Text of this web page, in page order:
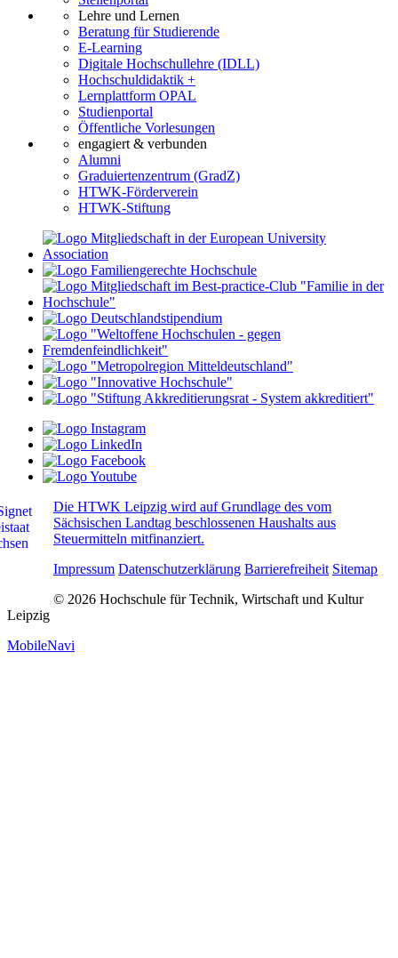
Lehre und Lernen
Beratung für Studierende
E-Learning
Digitale Hochschullehre (IDLL)
Hochschuldidaktik +
Lernplattform OPAL
Studienportal
Öffentliche Vorlesungen
engagiert & verbunden
Alumni
Graduiertenzentrum (GradZ)
HTWK-Förderverein
HTWK-Stiftung
Die HTWK Leipzig wird auf Grundlage des vom
Sächsischen Landtag beschlossenen Haushalts aus
Steuermitteln mitfinanziert.
Impressum Datenschutzerklärung Barrierefreiheit Sitemap
© 2026 Hochschule für Technik, Wirtschaft und Kultur
Leipzig
MobileNavi